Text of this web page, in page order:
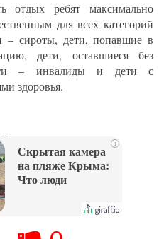
отдых ребят максимально
для всех категорий
– сироты, дети, попавшие в
дети, оставшиеся без
– инвалиды и дети с
здоровья.
i
Скрытая камера
на пляже Крыма:
Что люди
их не видят...